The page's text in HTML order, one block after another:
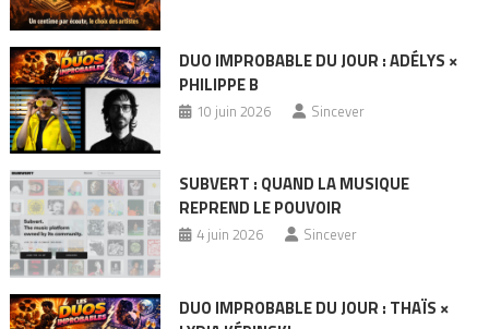
DUO IMPROBABLE DU JOUR : ADÉLYS ×
PHILIPPE B
10 juin 2026 Sincever
SUBVERT : QUAND LA MUSIQUE
REPREND LE POUVOIR
4 juin 2026 Sincever
DUO IMPROBABLE DU JOUR : THAÏS ×